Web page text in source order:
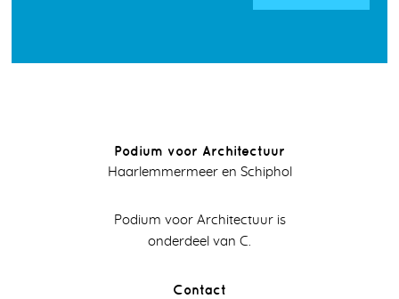
Podium voor Architectuur
Haarlemmermeer en Schiphol
Podium voor Architectuur is
onderdeel van C.
Contact